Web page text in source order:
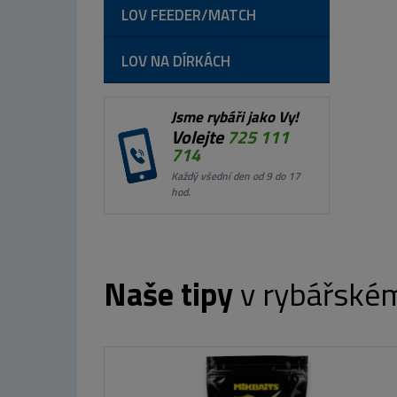
LOV FEEDER/MATCH
LOV NA DÍRKÁCH
Jsme rybáři jako Vy!
Volejte725 111
714
Každý všední den od 9 do 17
hod.
Naše tipyv